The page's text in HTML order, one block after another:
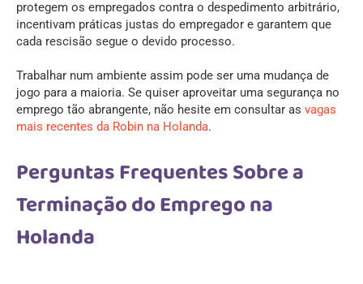
protegem os empregados contra o despedimento arbitrário,
incentivam práticas justas do empregador e garantem que
cada rescisão segue o devido processo.
Trabalhar num ambiente assim pode ser uma mudança de
jogo para a maioria. Se quiser aproveitar uma segurança no
emprego tão abrangente, não hesite em consultar as vagas
mais recentes da Robin na Holanda.
Perguntas Frequentes Sobre a
Terminação do Emprego na
Holanda